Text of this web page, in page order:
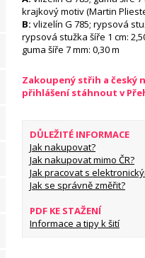
krajkový motiv (Martin
B: vlizelín G 785; rypsová
rypsová stužka šíře 1 cm:
guma šíře 7 mm: 0,30 m
Zakoupený střih a český
přihlášení stáhnout v
DŮLEŽITÉ INFORMACE
Jak nakupovat?
Jak nakupovat mimo ČR?
Jak pracovat s
Jak se správně změřit?
PDF KE STAŽENÍ
Informace a tipy k šití